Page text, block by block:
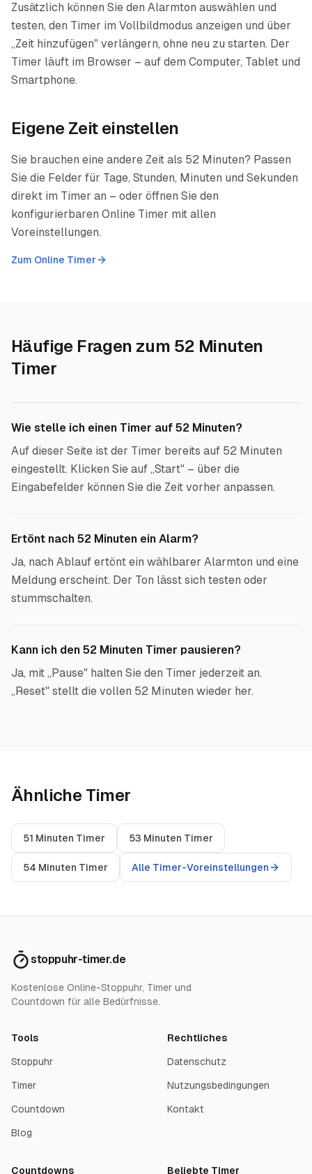
Zusätzlich können Sie den Alarmton auswählen und
testen, den Timer im Vollbildmodus anzeigen und über
„Zeit hinzufügen" verlängern, ohne neu zu starten. Der
Timer läuft im Browser – auf dem Computer, Tablet und
Smartphone.
Eigene Zeit einstellen
Sie brauchen eine andere Zeit als 52 Minuten? Passen
Sie die Felder für Tage, Stunden, Minuten und Sekunden
direkt im Timer an – oder öffnen Sie den
konfigurierbaren Online Timer mit allen
Voreinstellungen.
Zum Online Timer
Häufige Fragen zum 52 Minuten
Timer
Wie stelle ich einen Timer auf 52 Minuten?
Auf dieser Seite ist der Timer bereits auf 52 Minuten
eingestellt. Klicken Sie auf „Start" – über die
Eingabefelder können Sie die Zeit vorher anpassen.
Ertönt nach 52 Minuten ein Alarm?
Ja, nach Ablauf ertönt ein wählbarer Alarmton und eine
Meldung erscheint. Der Ton lässt sich testen oder
stummschalten.
Kann ich den 52 Minuten Timer pausieren?
Ja, mit „Pause" halten Sie den Timer jederzeit an.
„Reset" stellt die vollen 52 Minuten wieder her.
Ähnliche Timer
51 Minuten Timer 53 Minuten Timer
54 Minuten Timer Alle Timer-Voreinstellungen
stoppuhr-timer.de
Kostenlose Online-Stoppuhr, Timer und
Countdown für alle Bedürfnisse.
Tools
Stoppuhr
Timer
Countdown
Blog
Rechtliches
Datenschutz
Nutzungsbedingungen
Kontakt
Countdowns Beliebte Timer